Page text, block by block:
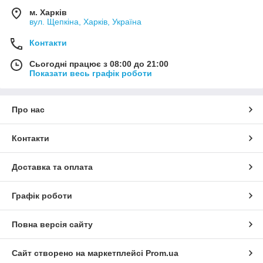
м. Харків
вул. Щепкіна, Харків, Україна
Контакти
Сьогодні працює з 08:00 до 21:00
Показати весь графік роботи
Про нас
Контакти
Доставка та оплата
Графік роботи
Повна версія сайту
Сайт створено на маркетплейсі Prom.ua